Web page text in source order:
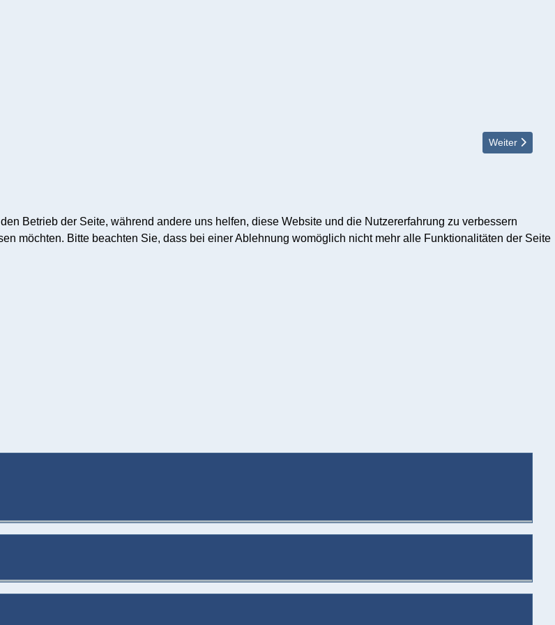
Nächster
Weiter
Betrieb der Seite, während andere uns helfen, diese Website und die Nutzererfahrung zu verbessern
möchten. Bitte beachten Sie, dass bei einer Ablehnung womöglich nicht mehr alle Funktionalitäten der Seite